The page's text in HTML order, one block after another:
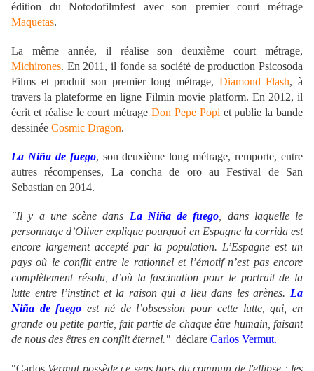
édition du Notodofilmfest avec son premier court métrage
Maquetas.
La même année, il réalise son deuxième court métrage,
Michirones. En 2011, il fonde sa société de production Psicosoda
Films et produit son premier long métrage, Diamond Flash, à
travers la plateforme en ligne Filmin movie platform. En 2012, il
écrit et réalise le court métrage Don Pepe Popi et publie la bande
dessinée Cosmic Dragon.
La Niña de fuego, son deuxième long métrage, remporte, entre
autres récompenses, La concha de oro au Festival de San
Sebastian en 2014.
"Il y a une scène dans La Niña de fuego , dans laquelle le
personnage d’Oliver explique pourquoi en Espagne la corrida est
encore largement accepté par la population. L’Espagne est un
pays où le conflit entre le rationnel et l’émotif n’est pas encore
complètement résolu, d’où la fascination pour le portrait de la
lutte entre l’instinct et la raison qui a lieu dans les arènes. La
Niña de fuego est né de l’obsession pour cette lutte, qui, en
grande ou petite partie, fait partie de chaque être humain, faisant
de nous des êtres en conflit éternel." déclare Carlos Vermut.
"Carlos Vermut possède ce sens hors du commun de l'ellipse : les